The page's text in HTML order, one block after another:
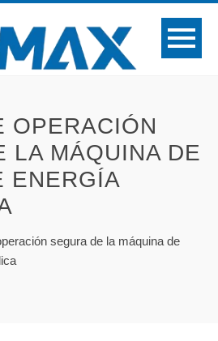
OPERACIÓN
LA MÁQUINA DE
ENERGÍA
segura de la máquina de